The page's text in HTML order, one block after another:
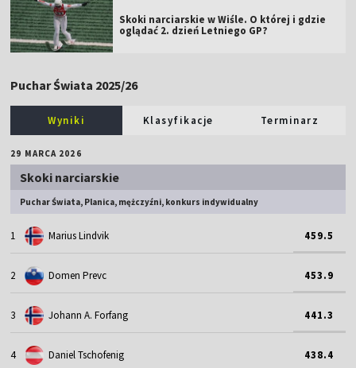
Skoki narciarskie w Wiśle. O której i gdzie
oglądać 2. dzień Letniego GP?
Puchar Świata 2025/26
Wyniki Klasyfikacje Terminarz
29 MARCA 2026
Skoki narciarskie
Puchar Świata, Planica, mężczyźni, konkurs indywidualny
1 Marius Lindvik 459.5
2 Domen Prevc 453.9
3 Johann A. Forfang 441.3
4 Daniel Tschofenig 438.4